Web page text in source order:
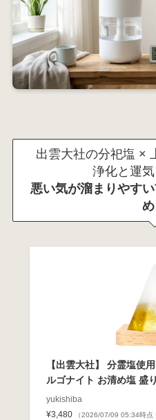
出雲大社の分祀塩 ×
浄化と運気
悪い気が溜まりやす
め
【出雲大社】 分霊塩使
ルゴナイト お清め塩 盛
yukishiba
¥3,480
（2026/07/09 05:34時点